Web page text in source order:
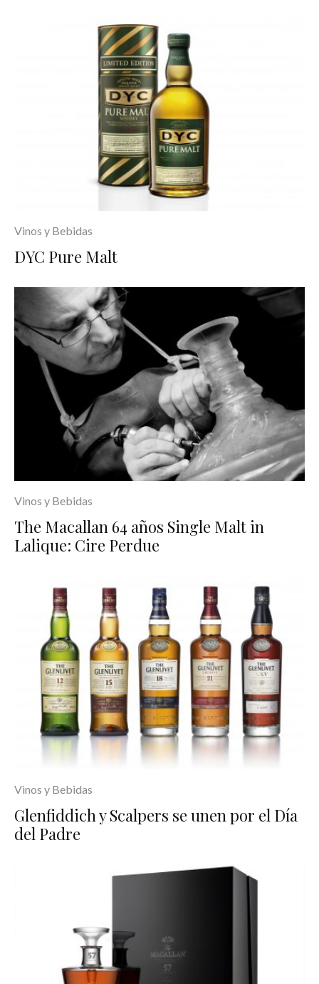
Vinos y Bebidas
DYC Pure Malt
Vinos y Bebidas
The Macallan 64 años Single Malt in
Lalique: Cire Perdue
Vinos y Bebidas
Glenfiddich y Scalpers se unen por el Día
del Padre